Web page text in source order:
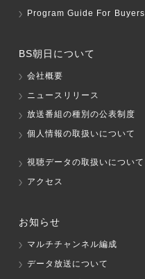
Program Guide For Buyers
BS朝日について
会社概要
ニュースリリース
放送番組の種別の公表制度
個人情報の取扱いについて
視聴データの取扱いについて
アクセス
お知らせ
マルチチャンネル編成
データ放送について